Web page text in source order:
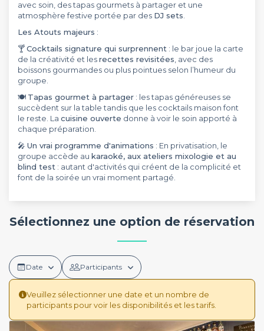
avec soin, des tapas gourmets à partager et une
atmosphère festive portée par des DJ sets
Les Atouts majeurs :
🍸Cocktails signature qui surprennent : le bar joue la carte
de la créativité et lesrecettes revisitées , avec des
boissons gourmandes ou plus pointues selon l’humeur du
groupe.
🍽️ Tapas gourmet à partager : les tapas généreuses se
succèdent sur la table tandis que les cocktails maison font
le reste. La cuisine ouverte donne à voir le soin apporté à
chaque préparation.
🎤 Un vrai programme d'animations : En privatisation, le
groupe accède au karaoké, aux ateliers mixologie et au
blind test : autant d'activités qui créent de la complicité et
font de la soirée un vrai moment partagé.
Sélectionnez une option de réservation
Date Participants
Veuillez sélectionner une date et un nombre de
participants pour voir les disponibilités et les tarifs.